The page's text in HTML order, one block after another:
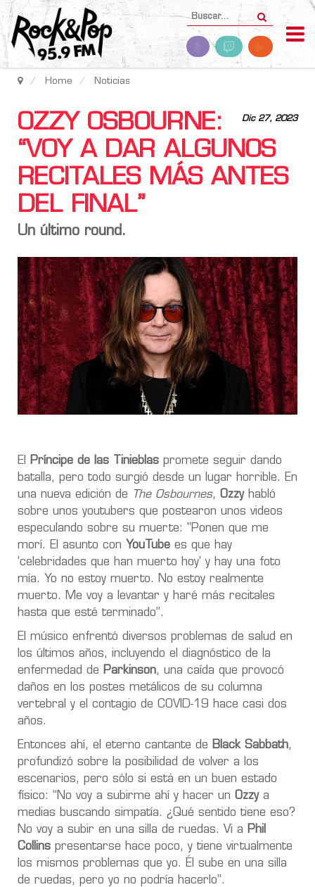
Home Noticias
Dic 27, 2023
OZZY OSBOURNE:
“VOY A DAR ALGUNOS
RECITALES MÁS ANTES
DEL FINAL”
Un último round.
El Príncipe de las Tinieblas promete seguir dando
batalla, pero todo surgió desde un lugar horrible. En
una nueva edición de
The Osbournes, Ozzyhabló
sobre unos youtubers que postearon unos videos
especulando sobre su muerte: "Ponen que me
morí.
El asunto con YouTube es que hay
'celebridades que han muerto hoy' y hay una foto
mía.
Yo no estoy muerto. No estoy realmente
muerto.
Me voy a levantar y haré más recitales
hasta que esté terminado”.
El músico enfrentó diversos problemas de salud en
los últimos años, incluyendo el diagnóstico de la
enfermedad de Parkinson, una caída que provocó
daños en los postes metálicos de su columna
vertebral y el contagio de COVID-19 hace casi dos
años.
Entonces ahí, el eterno cantante de Black Sabbath,
profundizó sobre la posibilidad de volver a los
escenarios, pero sólo si está en un buen estado
físico: “No voy a subirme ahí y hacer un Ozzya
medias buscando simpatía. ¿Qué sentido tiene eso?
No voy a subir en una silla de ruedas. Vi a Phil
Collins presentarse hace poco, y tiene virtualmente
los mismos problemas que yo. Él sube en una silla
de ruedas, pero yo no podría hacerlo”.